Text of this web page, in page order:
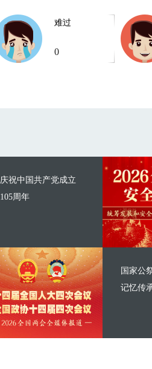
难过
0
庆祝中国共产党成立
105周年
国家公
记忆传